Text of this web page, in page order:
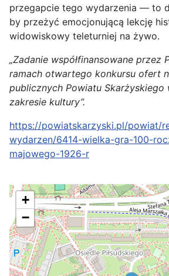
przegapcie tego wydarzenia — to
by przeżyć emocjonującą lekcję
widowiskowy teleturniej na żywo.
„Zadanie współfinansowane przez
ramach otwartego konkursu ofert
publicznych Powiatu
zakresie kultury”.
https://powiatskarzyski.pl/powiat/
wydarzen/6414-wielka-gra-100-
majowego-1926-r
+
−